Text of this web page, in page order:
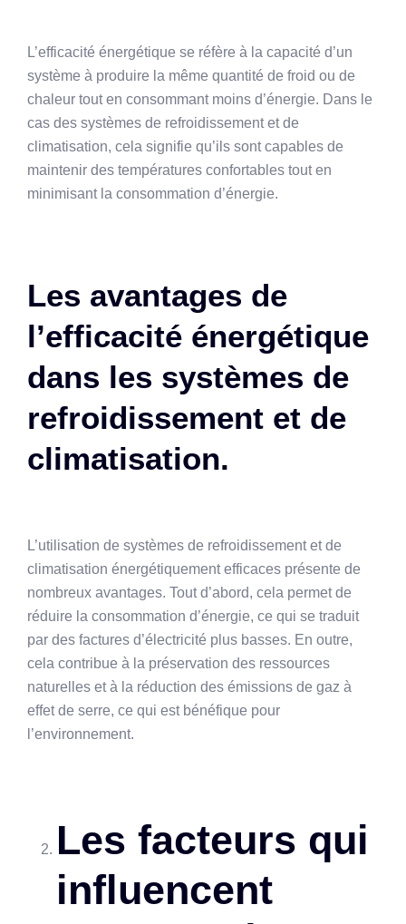
L’efficacité énergétique se réfère à la capacité d’un
système à produire la même quantité de froid ou de
chaleur tout en consommant moins d’énergie. Dans le
cas des systèmes de refroidissement et de
climatisation, cela signifie qu’ils sont capables de
maintenir des températures confortables tout en
minimisant la consommation d’énergie.
Les avantages de
l’efficacité énergétique
dans les systèmes de
refroidissement et de
climatisation.
L’utilisation de systèmes de refroidissement et de
climatisation énergétiquement efficaces présente de
nombreux avantages. Tout d’abord, cela permet de
réduire la consommation d’énergie, ce qui se traduit
par des factures d’électricité plus basses. En outre,
cela contribue à la préservation des ressources
naturelles et à la réduction des émissions de gaz à
effet de serre, ce qui est bénéfique pour
l’environnement.
Les facteurs qui
influencent